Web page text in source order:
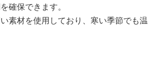
確保できます。
素材を使用しており、寒い季節でも温